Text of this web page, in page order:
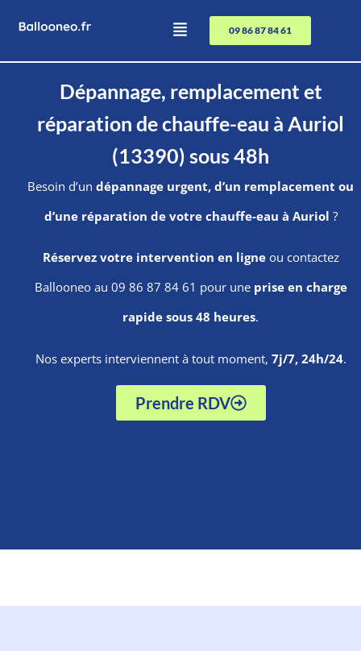
09 86 87 84 61
Dépannage, remplacement et
réparation de chauffe-eau à Auriol
(13390) sous 48h
Besoin d’un dépannage urgent, d’un remplacement ou
d’une réparation de votre chauffe-eau à Auriol ?
Réservez votre intervention en ligneou contactez
Ballooneo au 09 86 87 84 61 pour une prise en charge
rapide sous 48 heures.
Nos experts interviennent à tout moment, 7j/7, 24h/24.
Prendre RDV